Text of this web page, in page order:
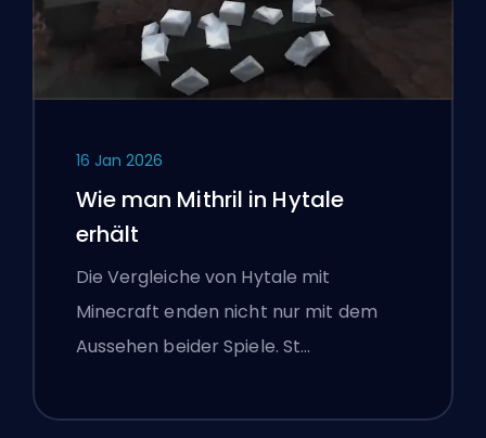
16 Jan 2026
Wie man Mithril in Hytale
erhält
Die Vergleiche von Hytale mit
Minecraft enden nicht nur mit dem
Aussehen beider Spiele. St…